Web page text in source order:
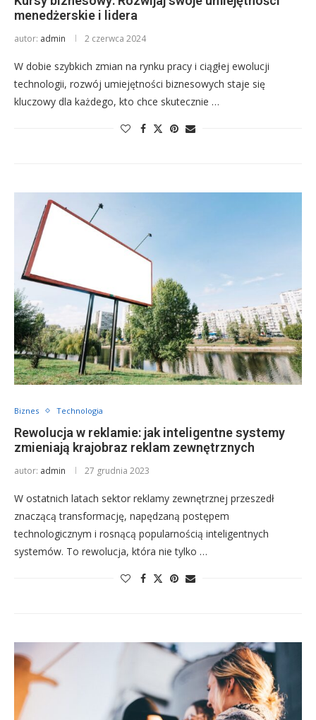
menedżerskie i lidera
autor: admin 2 czerwca 2024
W dobie szybkich zmian na rynku pracy i ciągłej ewolucji
technologii, rozwój umiejętności biznesowych staje się
kluczowy dla każdego, kto chce skutecznie …
Biznes Technologia
Rewolucja w reklamie: jak inteligentne systemy
zmieniają krajobraz reklam zewnętrznych
autor: admin 27 grudnia 2023
W ostatnich latach sektor reklamy zewnętrznej przeszedł
znaczącą transformację, napędzaną postępem
technologicznym i rosnącą popularnością inteligentnych
systemów. To rewolucja, która nie tylko …